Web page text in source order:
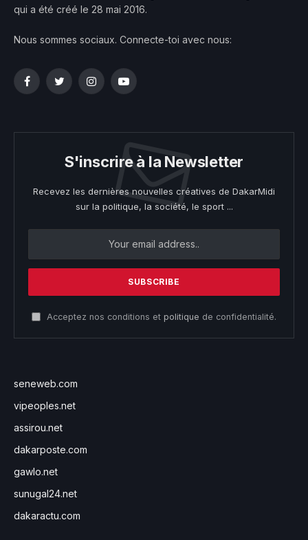
qui a été créé le 28 mai 2016.
Nous sommes sociaux. Connecte-toi avec nous:
FacebookTwitterInstagramYouTube
S'inscrire à la Newsletter
Recevez les dernières nouvelles créatives de DakarMidi
sur la politique, la société, le sport ...
Acceptez nos conditions et politique de confidentialité.
seneweb.com
vipeoples.net
assirou.net
dakarposte.com
gawlo.net
sunugal24.net
dakaractu.com